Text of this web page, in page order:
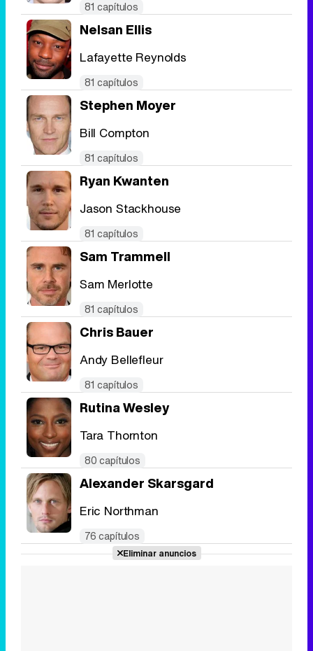
81 capítulos
Nelsan Ellis
Lafayette Reynolds
81 capítulos
Stephen Moyer
Bill Compton
81 capítulos
Ryan Kwanten
Jason Stackhouse
81 capítulos
Sam Trammell
Sam Merlotte
81 capítulos
Chris Bauer
Andy Bellefleur
81 capítulos
Rutina Wesley
Tara Thornton
80 capítulos
Alexander Skarsgard
Eric Northman
76 capítulos
Eliminar anuncios